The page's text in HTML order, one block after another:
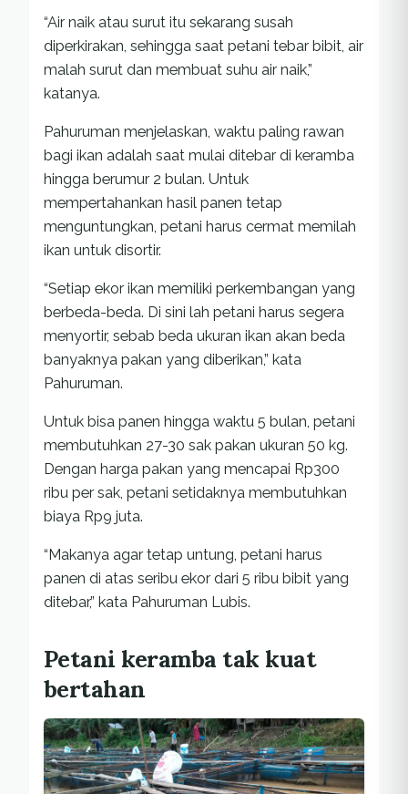
“Air naik atau surut itu sekarang susah
diperkirakan, sehingga saat petani tebar bibit, air
malah surut dan membuat suhu air naik,”
katanya.
Pahuruman menjelaskan, waktu paling rawan
bagi ikan adalah saat mulai ditebar di keramba
hingga berumur 2 bulan. Untuk
mempertahankan hasil panen tetap
menguntungkan, petani harus cermat memilah
ikan untuk disortir.
“Setiap ekor ikan memiliki perkembangan yang
berbeda-beda. Di sini lah petani harus segera
menyortir, sebab beda ukuran ikan akan beda
banyaknya pakan yang diberikan,” kata
Pahuruman.
Untuk bisa panen hingga waktu 5 bulan, petani
membutuhkan 27-30 sak pakan ukuran 50 kg.
Dengan harga pakan yang mencapai Rp300
ribu per sak, petani setidaknya membutuhkan
biaya Rp9 juta.
“Makanya agar tetap untung, petani harus
panen di atas seribu ekor dari 5 ribu bibit yang
ditebar,” kata Pahuruman Lubis.
Petani keramba tak kuat
bertahan